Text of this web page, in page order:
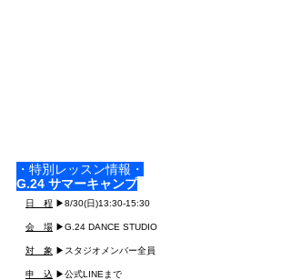
・特別レッスン情報・
G.24 サマーキャンプ
日　程 ▶︎8/30(日)13:30-15:30
会　場 ▶G.24 DANCE STUDIO
対　象 ▶スタジオメンバー全員
申　込 ▶公式LINEまで